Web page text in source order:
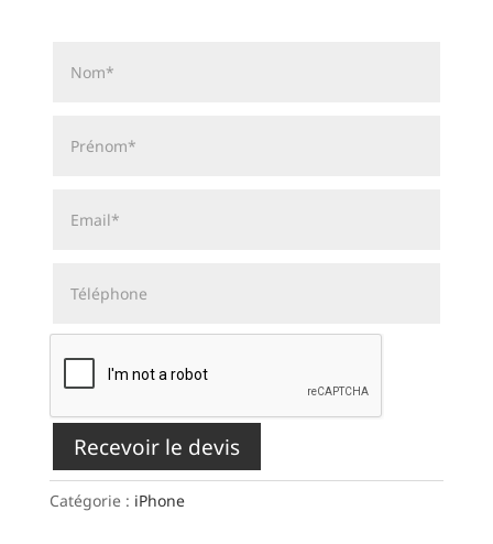
Recevoir le devis
Catégorie : iPhone